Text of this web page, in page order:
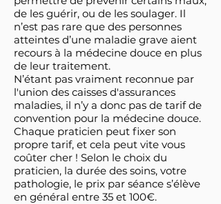
de les guérir, ou de les soulager. Il
n’est pas rare que des personnes
atteintes d’une maladie grave aient
recours à la médecine douce en plus
de leur traitement.
N’étant pas vraiment reconnue par
l'union des caisses d'assurances
maladies, il n’y a donc pas de tarif de
convention pour la médecine douce.
Chaque praticien peut fixer son
propre tarif, et cela peut vite vous
coûter cher ! Selon le choix du
praticien, la durée des soins, votre
pathologie, le prix par séance s’élève
en général entre 35 et 100€.